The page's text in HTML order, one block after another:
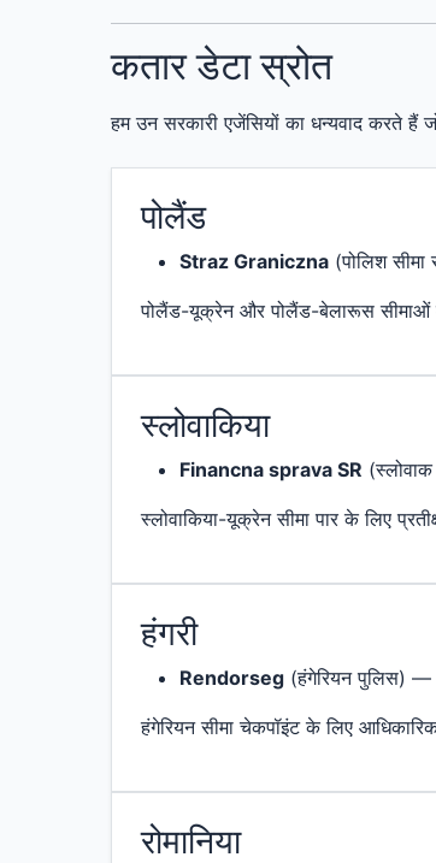
कतार डेटा स्रोत
हम उन सरकारी एजेंसियों का धन्यवाद करते हैं
पोलैंड
Straz Graniczna (पोलिश
पोलैंड-यूक्रेन और पोलैंड-बेलारूस सीमाओं
स्लोवाकिया
Financna sprava SR
स्लोवाकिया-यूक्रेन सीमा पार के लिए
हंगरी
Rendorseg (हंगेरियन पुलिस) —
हंगेरियन सीमा चेकपॉइंट के लिए
रोमानिया